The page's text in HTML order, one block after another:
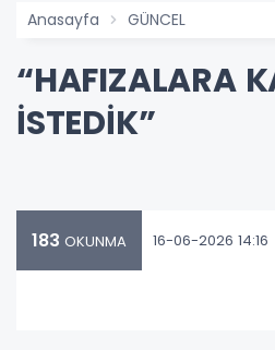
Anasayfa GÜNCEL
“HAFIZALARA
İSTEDİK”
183 OKUNMA 16-06-2026 14:16